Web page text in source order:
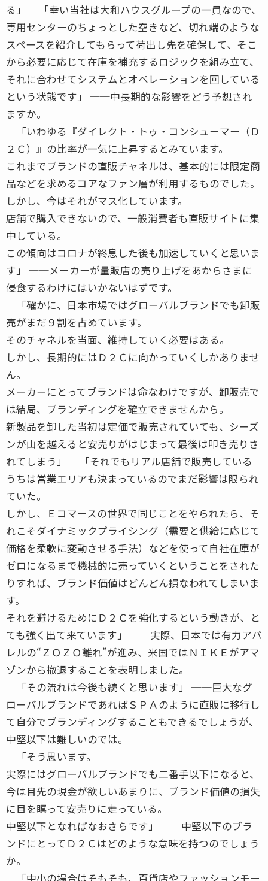
る」 「幸い当社は大和ハウスグループの一員なので、
専用センターのちょっとした空きなど、切れ端のような
スペースを紹介してもらって荷出し先を確保して、そこ
から必要に応じて在庫を補充するロジックを組み立て、
それに合わせてシステムとオペレーションを回している
という状態です」 ──中長期的な影響をどう予想され
ますか。
「いわゆる『ダイレクト・トゥ・コンシューマー（Ｄ
２Ｃ）』の比率が一気に上昇するとみています。
これまでブランドの直販チャネルは、基本的には限定商
品などを求めるコアなファン層が利用するものでした。
しかし、今はそれがマス化しています。
店舗で購入できないので、一般消費者も直販サイトに集
中している。
この傾向はコロナが終息した後も加速していくと思いま
す」 ──メーカーが量販店の売り上げをあからさまに
侵食するわけにはいかないはずです。
「確かに、日本市場ではグローバルブランドでも卸販
売がまだ９割を占めています。
そのチャネルを当面、維持していく必要はある。
しかし、長期的にはＤ２Ｃに向かっていくしかありませ
ん。
メーカーにとってブランドは命なわけですが、卸販売で
は結局、ブランディングを確立できませんから。
新製品を卸した当初は定価で販売されていても、シーズ
ンが山を越えると安売りがはじまって最後は叩き売りさ
れてしまう」 「それでもリアル店舗で販売している
うちは営業エリアも決まっているのでまだ影響は限られ
ていた。
しかし、Ｅコマースの世界で同じことをやられたら、そ
れこそダイナミックプライシング（需要と供給に応じて
価格を柔軟に変動させる手法）などを使って自社在庫が
ゼロになるまで機械的に売っていくということをされた
りすれば、ブランド価値はどんどん損なわれてしまいま
す。
それを避けるためにＤ２Ｃを強化するという動きが、と
ても強く出て来ています」 ──実際、日本では有力アパ
レルの“ＺＯＺＯ離れ”が進み、米国ではＮＩＫＥがアマ
ゾンから撤退することを表明しました。
「その流れは今後も続くと思います」 ──巨大なグ
ローバルブランドであればＳＰＡのように直販に移行し
て自分でブランディングすることもできるでしょうが、
中堅以下は難しいのでは。
「そう思います。
実際にはグローバルブランドでも二番手以下になると、
今は目先の現金が欲しいあまりに、ブランド価値の損失
に目を瞑って安売りに走っている。
中堅以下となればなおさらです」 ──中堅以下のブラ
ンドにとってＤ２Ｃはどのような意味を持つのでしょう
か。
「中小の場合はそもそも、百貨店やファッションモー